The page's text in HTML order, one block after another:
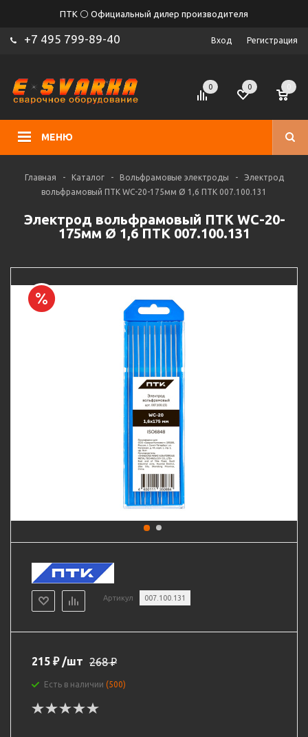
ПТК ⚪ Официальный дилер производителя
+7 495 799-89-40 Вход Регистрация
МЕНЮ
0 0
Главная - Каталог - Вольфрамовые электроды -
Электрод
вольфрамовый ПТК WС-20-175мм Ø 1,6 ПТК 007.100.131
Электрод вольфрамовый ПТК WС-20-
175мм Ø 1,6 ПТК 007.100.131
Артикул 007.100.131
215 ₽ /шт 268₽
Есть в наличии (500)